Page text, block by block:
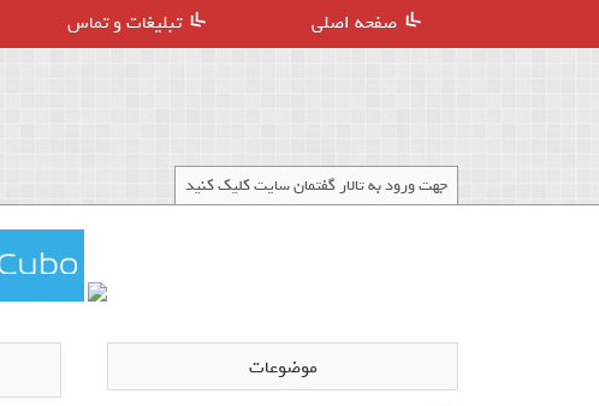
صفحه اصلی تبلیغات و تماس
جهت ورود به تالار گفتمان سایت کلیک کنید
موضوعات